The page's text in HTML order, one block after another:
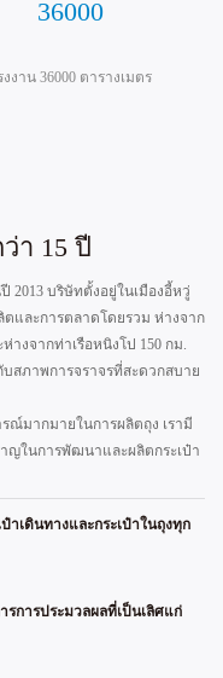
36000
งงาน 36000 ตารางเมตร
า 15 ปี
ปี 2013 บริษัทตั้งอยู่ในเมืองอี้หวู่
ตและการตลาดโดยรวม ห่างจาก
างจากท่าเรือหนิงโป 150 กม.
บสภาพการจราจรที่สะดวกสบาย
ณ์มากมายในการผลิตถุง เรามี
ญในการพัฒนาและผลิตกระเป๋า
เดินทางและกระเป๋าในถุงทุก
การประมวลผลที่เป็นเลิศแก่